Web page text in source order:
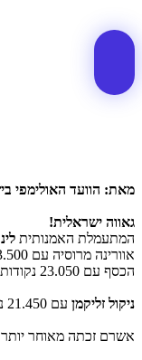
מאת: הוועד האולימפי
גאווה ישראלית!
המתעמלת האמנותית
הכסף עם 23.050 נקודות.
ניקול זליקמן עם 21.450 נקודות סיימה במקום השביעי.
אשרם זכתה מאוחר יותר היום